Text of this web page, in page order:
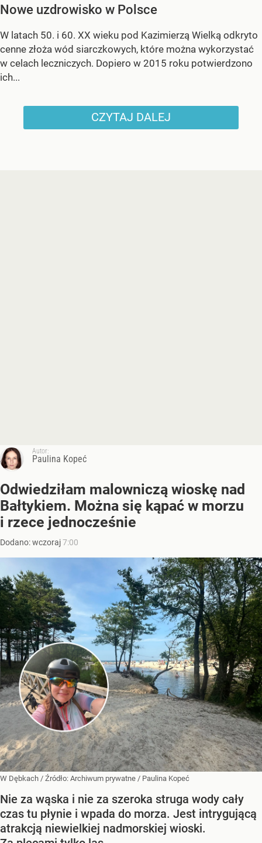
Nowe uzdrowisko w Polsce
W latach 50. i 60. XX wieku pod Kazimierzą Wielką odkryto
cenne złoża wód siarczkowych, które można wykorzystać
w celach leczniczych. Dopiero w 2015 roku potwierdzono
ich...
CZYTAJ DALEJ
Autor:
Paulina Kopeć
Odwiedziłam malowniczą wioskę nad
Bałtykiem. Można się kąpać w morzu
i rzece jednocześnie
Dodano:wczoraj7:00
W Dębkach / Źródło: Archiwum prywatne / Paulina Kopeć
Nie za wąska i nie za szeroka struga wody cały
czas tu płynie i wpada do morza. Jest intrygującą
atrakcją niewielkiej nadmorskiej wioski.